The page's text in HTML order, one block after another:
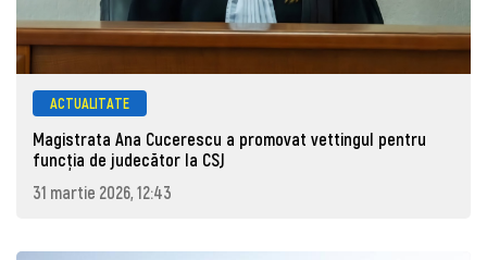
ACTUALITATE
Magistrata Ana Cucerescu a promovat vettingul pentru
funcția de judecător la CSJ
31 martie 2026, 12:43